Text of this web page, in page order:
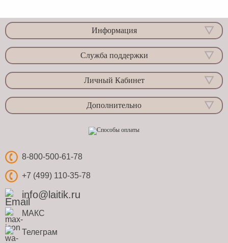
Информация
Служба поддержки
Личный Кабинет
Дополнительно
8-800-500-61-78
+7 (499) 110-35-78
info@laitik.ru
МАКС
Телеграм